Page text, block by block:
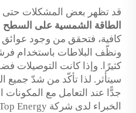
قد تظهر بعض المشكلات حتى
الطاقة الشمسية على السطح
كافية، فتحقق من وجود عوائق
ونظّف البلاطات باستخدام
كثيرًا. وإذا كانت التوصيلات
سيتأثر. لذا تأكّد من شدّ جميع
جدًّا عند التعامل مع المكونات